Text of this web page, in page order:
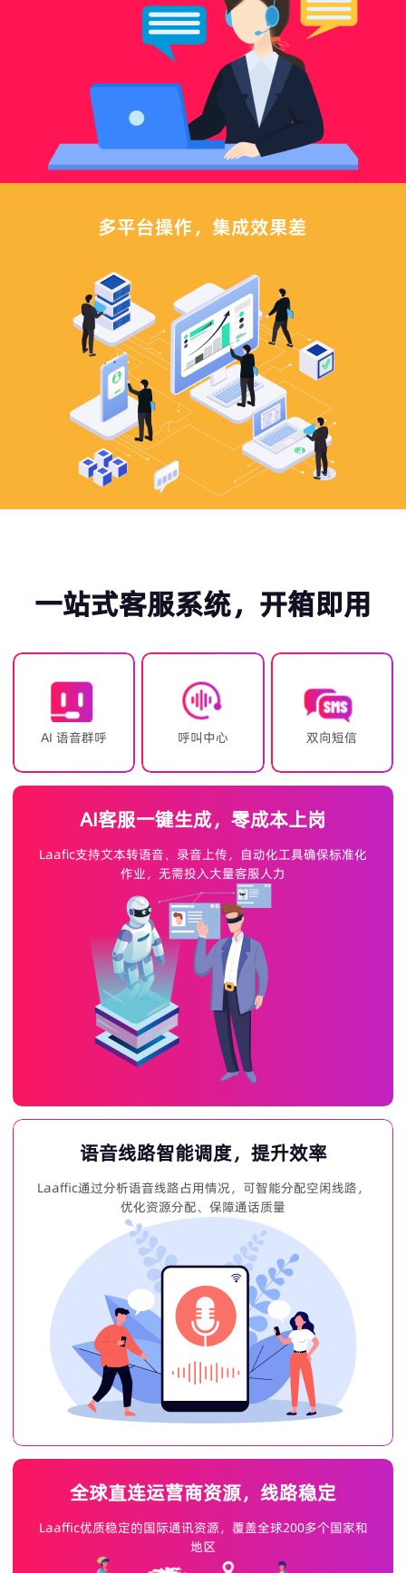
多平台操作，集成效果差
一站式客服系统，开箱即用
AI 语音群呼 呼叫中心 双向短信
AI客服一键生成，零成本上岗
Laafic支持文本转语音、录音上传，自动化工具确保标准化
作业，无需投入大量客服人力
语音线路智能调度，提升效率
Laaffic通过分析语音线路占用情况，可智能分配空闲线路，
优化资源分配、保障通话质量
全球直连运营商资源，线路稳定
Laaffic优质稳定的国际通讯资源，覆盖全球200多个国家和
地区